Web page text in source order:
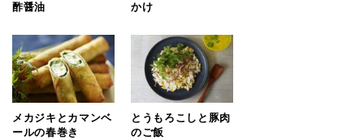
酢醤油
かけ
メカジキとカマンベ
ールの春巻き
とうもろこしと豚肉
のご飯